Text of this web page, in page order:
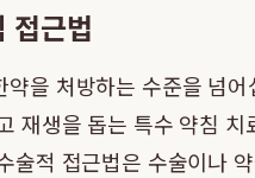
접근법
을 처방하는 수준을 넘
재생을 돕는 특수 약침
술적 접근법은 수술이나